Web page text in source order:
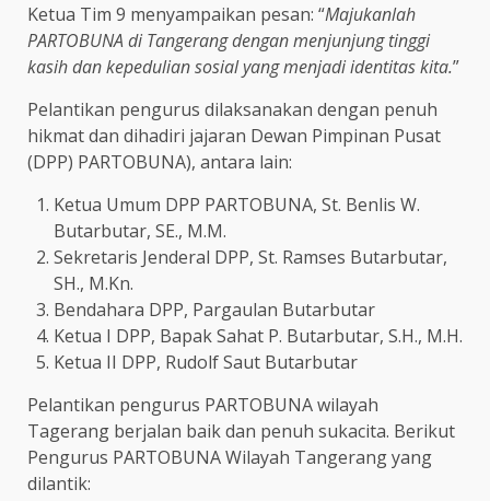
Ketua Tim 9 menyampaikan pesan: “Majukanlah
PARTOBUNA di Tangerang dengan menjunjung tinggi
kasih dan kepedulian sosial yang menjadi identitas kita.”
Pelantikan pengurus dilaksanakan dengan penuh
hikmat dan dihadiri jajaran Dewan Pimpinan Pusat
(DPP) PARTOBUNA), antara lain:
Ketua Umum DPP PARTOBUNA, St. Benlis W.
Butarbutar, SE., M.M.
Sekretaris Jenderal DPP, St. Ramses Butarbutar,
SH., M.Kn.
Bendahara DPP, Pargaulan Butarbutar
Ketua I DPP, Bapak Sahat P. Butarbutar, S.H., M.H.
Ketua II DPP, Rudolf Saut Butarbutar
Pelantikan pengurus PARTOBUNA wilayah
Tagerang berjalan baik dan penuh sukacita. Berikut
Pengurus PARTOBUNA Wilayah Tangerang yang
dilantik: